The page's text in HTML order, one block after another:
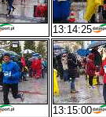
13:14:25
13:15:00